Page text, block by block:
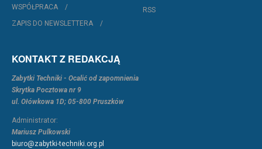
WSPÓŁPRACA
ZAPIS DO NEWSLETTERA
RSS
KONTAKT Z REDAKCJĄ
Zabytki Techniki - Ocalić od zapomnienia
Skrytka Pocztowa nr 9
ul. Ołówkowa 1D; 05-800 Pruszków
Administrator:
Mariusz Pulkowski
biuro@zabytki-techniki.org.pl